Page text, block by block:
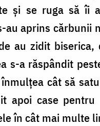
și se ruga să îi
aprins cărbunii
au zidit
s-a răspândit
cât să
apoi case
în cât mai multe